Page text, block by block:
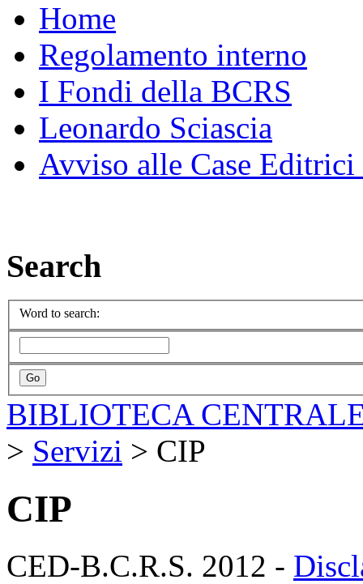
Home
Regolamento interno
I Fondi della BCRS
Leonardo Sciascia
Avviso alle Case
Search
Word to search:
BIBLIOTECA
> Servizi > CIP
CIP
CED-B.C.R.S. 2012 -